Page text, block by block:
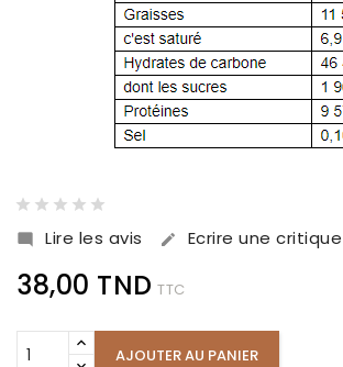
 Lire les avis  Ecrire une critique
38,00 TND TTC
AJOUTER AU PANIER